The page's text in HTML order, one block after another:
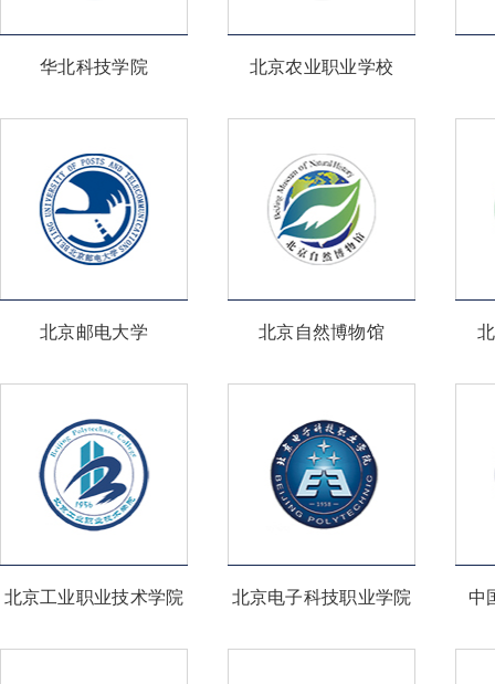
华北科技学院 北京农业职业学校
北京邮电大学 北京自然博物馆
北京工业职业技术学院 北京电子科技职业学院 中